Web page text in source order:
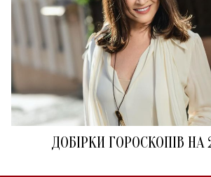
ДОБІРКИ ГОРОСКОПІВ НА